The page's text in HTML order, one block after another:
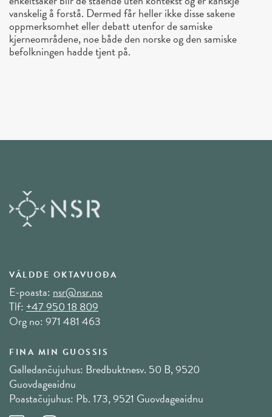
vanskelig å forstå. Dermed får heller ikke disse sakene
oppmerksomhet eller debatt utenfor de samiske
kjerneområdene, noe både den norske og den samiske
befolkningen hadde tjent på.
VÁLDDE OKTAVUOĐA
E-poasta: nsr@nsr.no
Tlf:+47 950 18 809
Org no: 971 481 463
FINA MIN GUOSSIS
Galledančujuhus: Bredbuktnesv. 50 B, 9520
Guovdageaidnu
Poastačujuhus: Pb. 173, 9521 Guovdageaidnu